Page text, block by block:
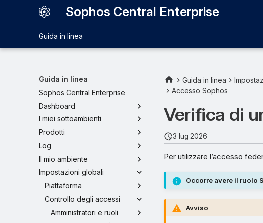
Sophos Central Enterprise
Guida in linea
Guida in linea
Sophos Central Enterprise
Dashboard
I miei sottoambienti
Prodotti
Log
Il mio ambiente
Impostazioni globali
Piattaforma
Controllo degli accessi
Amministratori e ruoli
Guida in linea
Accesso Sophos
Verifica di
3 lug 2026
Per utilizzare l’accesso
Occorre avere il ruolo
Avviso